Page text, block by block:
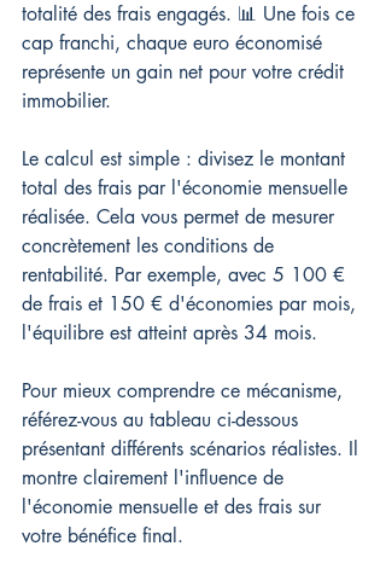
totalité des frais engagés. 📊 Une fois ce
cap franchi, chaque euro économisé
représente un gain net pour votre crédit
immobilier.
Le calcul est simple : divisez le montant
total des frais par l'économie mensuelle
réalisée. Cela vous permet de mesurer
concrètement les conditions de
rentabilité. Par exemple, avec 5 100 €
de frais et 150 € d'économies par mois,
l'équilibre est atteint après 34 mois.
Pour mieux comprendre ce mécanisme,
référez-vous au tableau ci-dessous
présentant différents scénarios réalistes. Il
montre clairement l'influence de
l'économie mensuelle et des frais sur
votre bénéfice final.